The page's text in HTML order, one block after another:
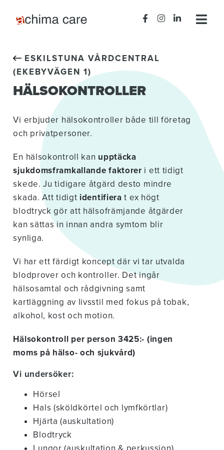
ESKILSTUNA VÅRDCENTRAL
(EKEBYVÄGEN 1)
HÄLSOKONTROLLER
Vi erbjuder hälsokontroller både till företag
och privatpersoner.
En hälsokontroll kan upptäcka
sjukdomsframkallande faktorer i ett tidigt
skede. Ju tidigare åtgärd desto mindre
skada. Att tidigt identifierat ex högt
blodtryck gör att hälsofrämjande åtgärder
kan sättas in innan andra symtom blir
synliga.
Vi har ett färdigt koncept där vi tar utvalda
blodprover och kontroller. Det ingår
hälsosamtal och rådgivning samt
kartläggning av livsstil med fokus på tobak,
alkohol, kost och motion.
Hälsokontroll per person 3425:- (ingen
moms på hälso- och sjukvård)
Vi undersöker:
Hörsel
Hals (sköldkörtel och lymfkörtlar)
Hjärta (auskultation)
Blodtryck